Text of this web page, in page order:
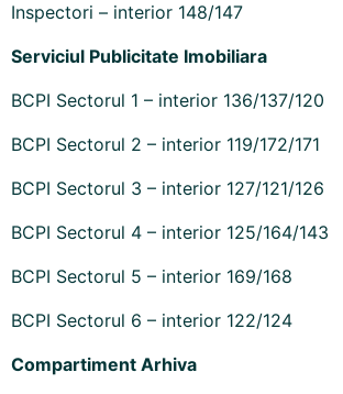
Inspectori – interior 148/147
Serviciul Publicitate Imobiliara
BCPI Sectorul 1 – interior 136/137/120
BCPI Sectorul 2 – interior 119/172/171
BCPI Sectorul 3 – interior 127/121/126
BCPI Sectorul 4 – interior 125/164/143
BCPI Sectorul 5 – interior 169/168
BCPI Sectorul 6 – interior 122/124
Compartiment Arhiva